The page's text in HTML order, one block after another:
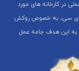
در کارخانه های مورد
وی سی، به خصوص روکش
به این هدف جامه عمل